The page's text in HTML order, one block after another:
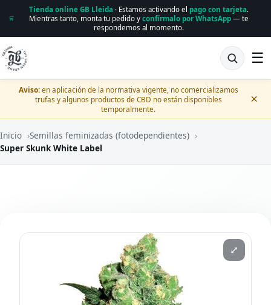
🛒
Tienda online GB Lleida · Estamos activando el pago con tarjeta.
Mientras tanto, monta tu pedido y confírmalo por WhatsApp— te
respondemos al momento.
☰
Aviso:en aplicación de la normativa vigente, no comercializamos
trufas y algunos productos de CBD no están disponibles
temporalmente.
×
Inicio ›Semillas feminizadas (fotodependientes) ›
Super Skunk White Label
⤢